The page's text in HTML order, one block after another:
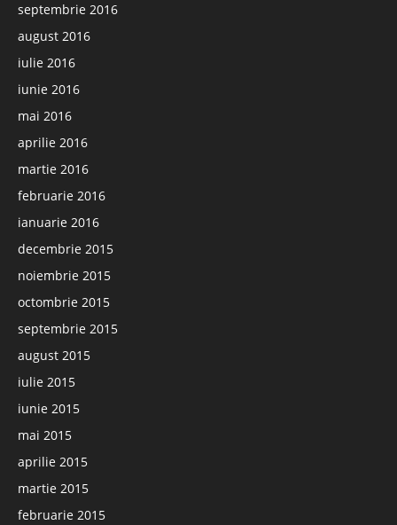
septembrie 2016
august 2016
iulie 2016
iunie 2016
mai 2016
aprilie 2016
martie 2016
februarie 2016
ianuarie 2016
decembrie 2015
noiembrie 2015
octombrie 2015
septembrie 2015
august 2015
iulie 2015
iunie 2015
mai 2015
aprilie 2015
martie 2015
februarie 2015